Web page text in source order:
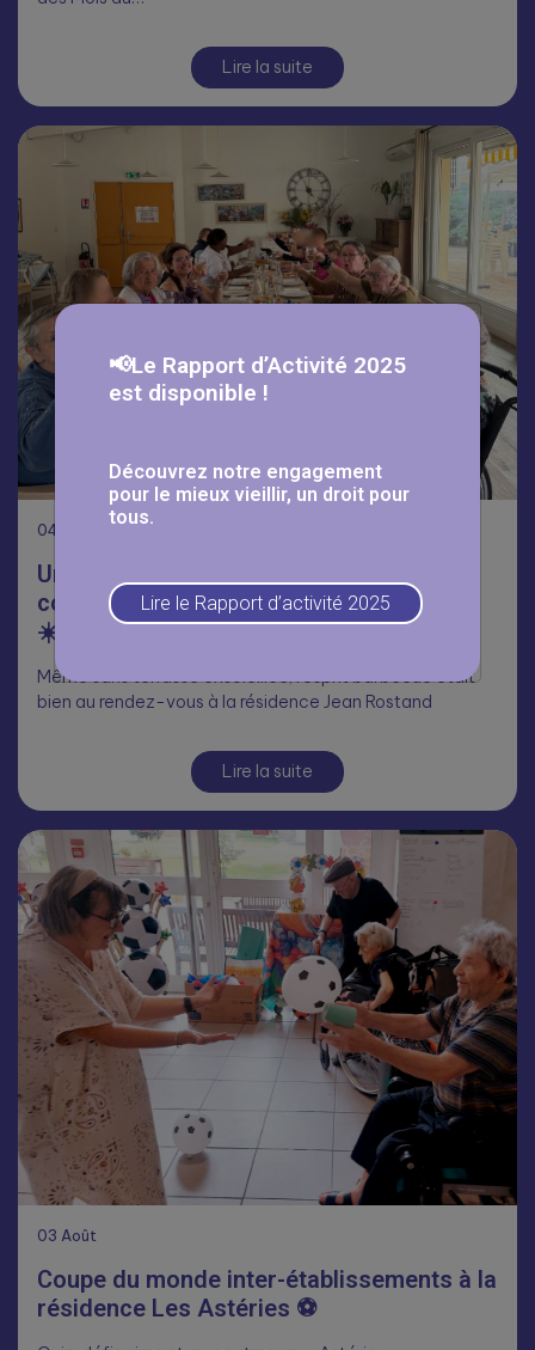
Lire la suite
04
Un été placé sous le signe de la
convivialité à la résidence Jean Rostand
☀️
Même sans terrasse ensoleillée, l’esprit barbecue était
bien au rendez-vous à la résidence Jean Rostand
Lire la suite
03 Août
Coupe du monde inter-établissements à la
résidence Les Astéries ⚽
📢Le Rapport d’Activité 2025
est disponible !
Découvrez notre engagement
pour le mieux vieillir, un droit pour
tous.
Lire le Rapport d’activité 2025